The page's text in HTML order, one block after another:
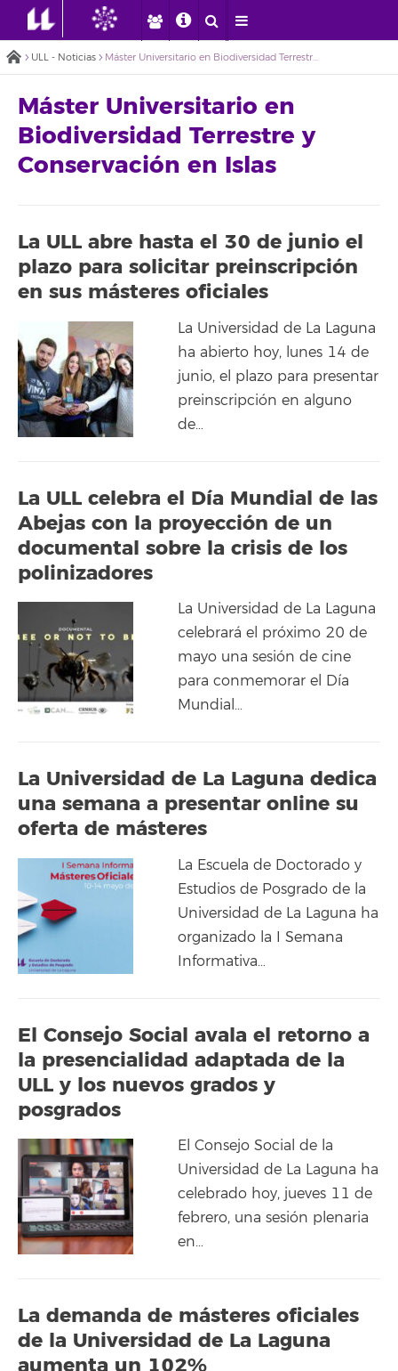
ULL - Noticias Máster Universitario en Biodiversidad Terrestre y Conservación en Islas
Máster Universitario en
Biodiversidad Terrestre y
Conservación en Islas
La ULL abre hasta el 30 de junio el
plazo para solicitar preinscripción
en sus másteres oficiales
La Universidad de La Laguna
ha abierto hoy, lunes 14 de
junio, el plazo para presentar
preinscripción en alguno
de…
La ULL celebra el Día Mundial de las
Abejas con la proyección de un
documental sobre la crisis de los
polinizadores
La Universidad de La Laguna
celebrará el próximo 20 de
mayo una sesión de cine
para conmemorar el Día
Mundial…
La Universidad de La Laguna dedica
una semana a presentar online su
oferta de másteres
La Escuela de Doctorado y
Estudios de Posgrado de la
Universidad de La Laguna ha
organizado la I Semana
Informativa…
El Consejo Social avala el retorno a
la presencialidad adaptada de la
ULL y los nuevos grados y
posgrados
El Consejo Social de la
Universidad de La Laguna ha
celebrado hoy, jueves 11 de
febrero, una sesión plenaria
en…
La demanda de másteres oficiales
de la Universidad de La Laguna
aumenta un 102%